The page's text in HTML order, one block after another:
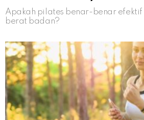
Apakah pilates benar-benar efektif
berat badan?